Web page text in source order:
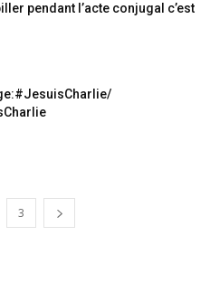
pendant l’acte conjugal c’est
3